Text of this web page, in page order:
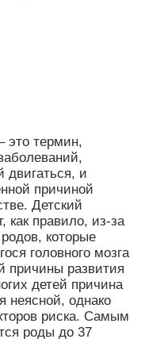
это термин,
и
причиной
Детский
как правило, из-за
которые
головного мозга
причины развития
детей причина
неясной, однако
риска. Самым
роды до 37